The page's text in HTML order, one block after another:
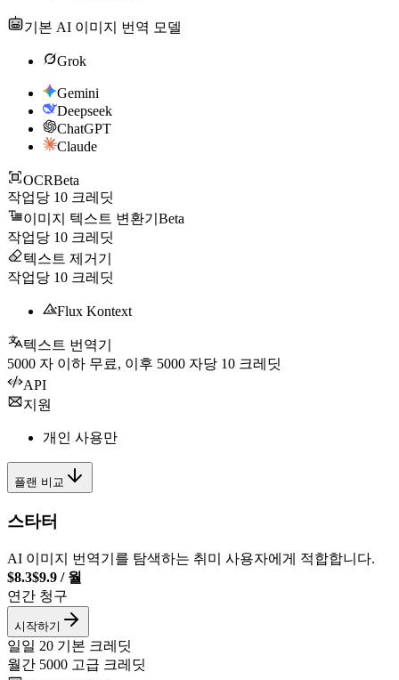
기본 AI 이미지 번역 모델
Grok
Gemini
Deepseek
ChatGPT
Claude
OCRBeta
작업당 10 크레딧
이미지 텍스트 변환기 Beta
작업당 10 크레딧
텍스트 제거기
작업당 10 크레딧
Flux Kontext
텍스트 번역기
5000 자 이하 무료, 이후 5000 자당 10 크레딧
API
지원
개인 사용만
플랜 비교
스타터
AI 이미지 번역기를 탐색하는 취미 사용자에게 적합합니다.
$8.3$9.9 / 월
연간 청구
시작하기
일일 20 기본 크레딧
월간 5000 고급 크레딧